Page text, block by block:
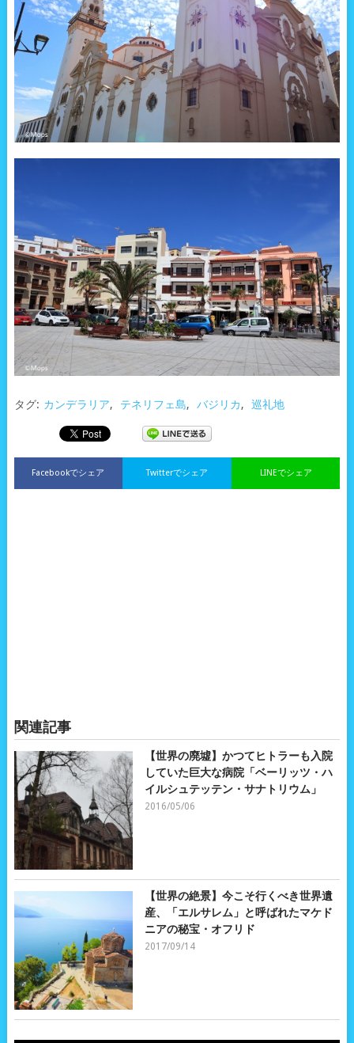
タグ: カンデラリア, テネリフェ島, バジリカ, 巡礼地
Facebookでシェア LINEでシェア
Twitterでシェア
関連記事
【世界の廃墟】かつてヒトラーも入院
していた巨大な病院「ベーリッツ・ハ
イルシュテッテン・サナトリウム」
2016/05/06
【世界の絶景】今こそ行くべき世界遺
産、「エルサレム」と呼ばれたマケド
ニアの秘宝・オフリド
2017/09/14